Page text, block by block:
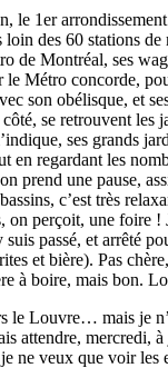
le 1er
loin des 60 stations
de Montréal, ses
Métro concorde,
son obélisque, et
se retrouvent les
ses grands
en regardant les
prend une pause,
c’est très
on perçoit, une foire !
passé, et arrêté
et bière). Pas
à boire, mais bon.
le Louvre… mais je
attendre, mercredi,
ne veux que voir les